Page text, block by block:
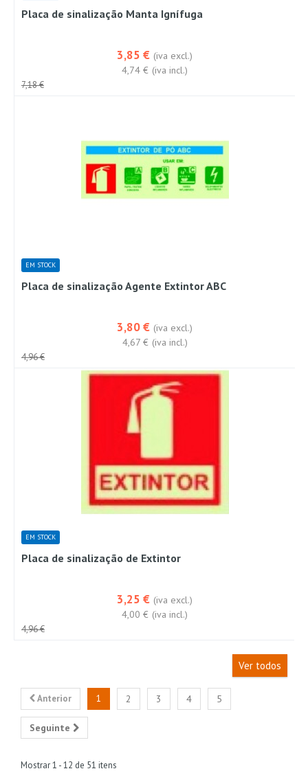
Placa de sinalização Manta Ignífuga
3,85 € (iva excl.)
4,74 € (iva incl.)
7,18 €
EM STOCK
Placa de sinalização Agente Extintor ABC
3,80 € (iva excl.)
4,67 € (iva incl.)
4,96 €
EM STOCK
Placa de sinalização de Extintor
3,25 € (iva excl.)
4,00 € (iva incl.)
4,96 €
Ver todos
Anterior 1 2 3 4 5
Seguinte
Mostrar 1 - 12 de 51 itens